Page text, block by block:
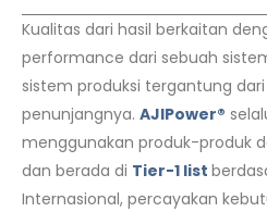
Kualitas dari hasil berkaitan
performance dari sebuah
sistem produksi tergantung
penunjangnya. AJIPower®
menggunakan produk-produk
dan berada di Tier-1 list
Internasional, percayakan